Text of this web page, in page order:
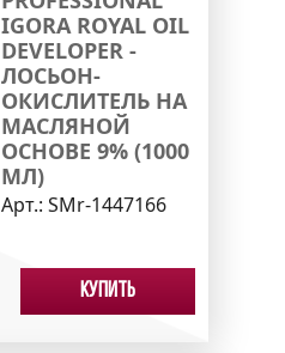
IGORA ROYAL OIL
DEVELOPER -
ЛОСЬОН-
ОКИСЛИТЕЛЬ НА
МАСЛЯНОЙ
ОСНОВЕ 9% (1000
МЛ)
Арт.: SMr-1447166
Купить